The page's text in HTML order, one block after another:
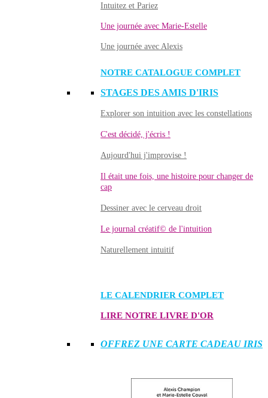
Intuitez et Pariez
Une journée avec Marie-Estelle
Une journée avec Alexis
NOTRE CATALOGUE COMPLET
STAGES DES AMIS D'IRIS
Explorer son intuition avec les constellations
C'est décidé, j'écris !
Aujourd'hui j'improvise !
Il était une fois, une histoire pour changer de
cap
Dessiner avec le cerveau droit
Le journal créatif© de l'intuition
Naturellement intuitif
LE CALENDRIER COMPLET
LIRE NOTRE LIVRE D'OR
OFFREZ UNE CARTE CADEAU IRIS